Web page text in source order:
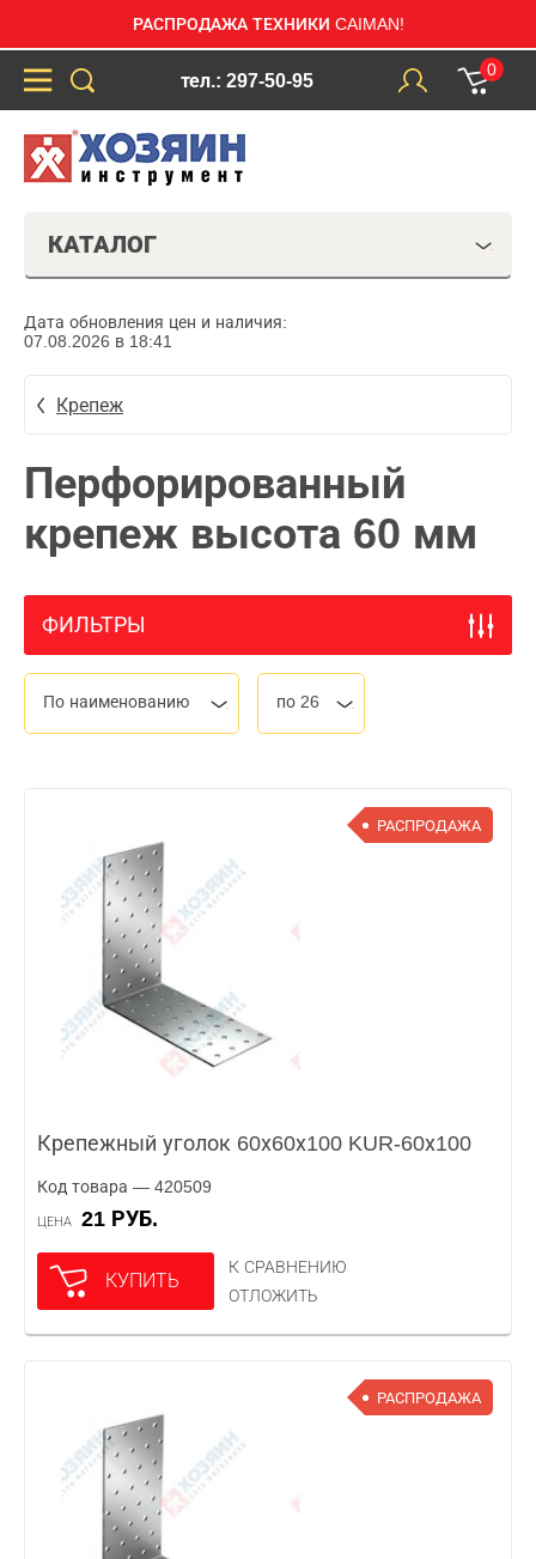
РАСПРОДАЖА ТЕХНИКИ CAIMAN!
тел.: 297-50-95
0
КАТАЛОГ
Дата обновления цен и наличия:
07.08.2026 в 18:41
Крепеж
Перфорированный
крепеж высота 60 мм
ФИЛЬТРЫ
По наименованию по 26
РАСПРОДАЖА
Крепежный уголок 60х60х100 KUR-60х100
Код товара — 420509
ЦЕНА 21 РУБ.
КУПИТЬ
К СРАВНЕНИЮ
ОТЛОЖИТЬ
РАСПРОДАЖА